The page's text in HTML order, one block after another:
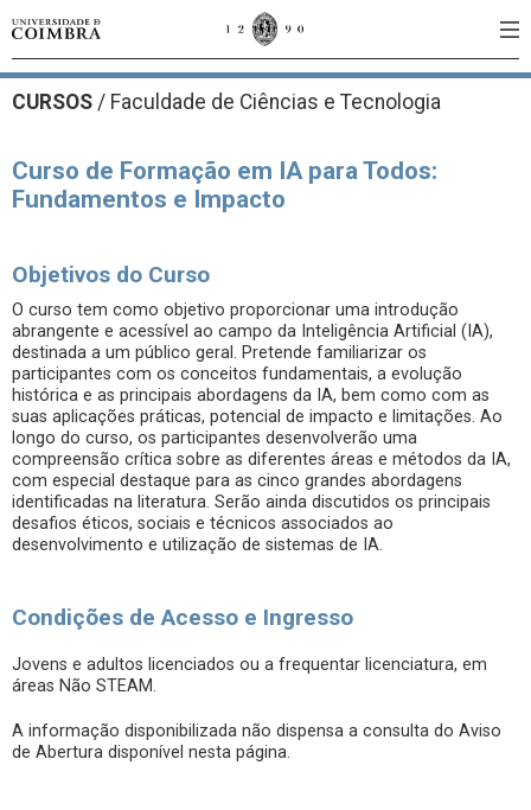
CURSOS / Faculdade de Ciências e Tecnologia
Curso de Formação em IA para Todos:
Fundamentos e Impacto
Objetivos do Curso
O curso tem como objetivo proporcionar uma introdução
abrangente e acessível ao campo da Inteligência Artificial (IA),
destinada a um público geral. Pretende familiarizar os
participantes com os conceitos fundamentais, a evolução
histórica e as principais abordagens da IA, bem como com as
suas aplicações práticas, potencial de impacto e limitações. Ao
longo do curso, os participantes desenvolverão uma
compreensão crítica sobre as diferentes áreas e métodos da IA,
com especial destaque para as cinco grandes abordagens
identificadas na literatura. Serão ainda discutidos os principais
desafios éticos, sociais e técnicos associados ao
desenvolvimento e utilização de sistemas de IA.
Condições de Acesso e Ingresso
Jovens e adultos licenciados ou a frequentar licenciatura, em
áreas Não STEAM.
A informação disponibilizada não dispensa a consulta do Aviso
de Abertura disponível nesta página.